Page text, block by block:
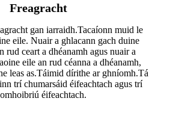
Freagracht
gan iarraidh.​Tacaíonn muid le
eile.​ Nuair a ghlacann gach duine
rud ceart a dhéanamh agus nuair a
eile an rud céanna a dhéanamh,
leas as.Táimid dírithe ar ghníomh.Tá
trí chumarsáid éifeachtach agus trí
éifeachtach.